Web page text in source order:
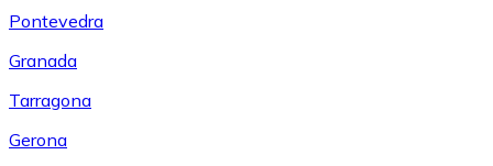
Pontevedra
Granada
Tarragona
Gerona